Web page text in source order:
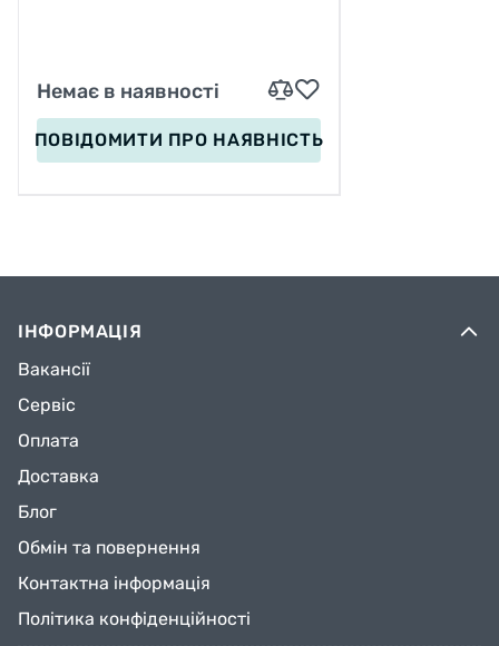
Немає в наявності
ПОВІДОМИТИ ПРО НАЯВНІСТЬ
ІНФОРМАЦІЯ
Вакансії
Сервіс
Оплата
Доставка
Блог
Обмін та повернення
Контактна інформація
Політика конфіденційності